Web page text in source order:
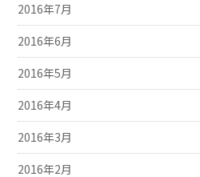
2016年7月
2016年6月
2016年5月
2016年4月
2016年3月
2016年2月